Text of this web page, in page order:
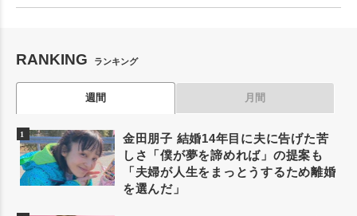
RANKING ランキング
週間 月間
金田朋子 結婚14年目に夫に告げた苦
しさ「僕が夢を諦めれば」の提案も
「夫婦が人生をまっとうするため離婚
を選んだ」